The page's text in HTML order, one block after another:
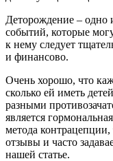
Деторождение – одно
событий, которые
к нему следует
и финансово.
Очень хорошо, что
сколько ей иметь
разными
является
метода
отзывы и часто
нашей статье.